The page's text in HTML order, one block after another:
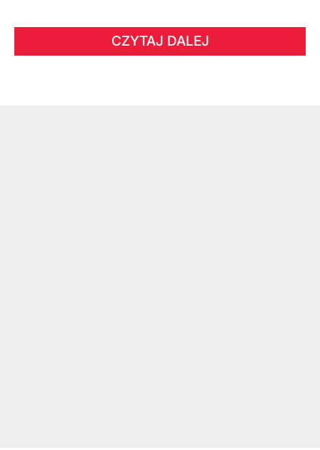
CZYTAJ DALEJ